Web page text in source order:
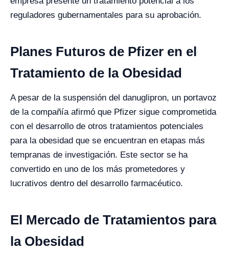
reguladores gubernamentales para su aprobación.
Planes Futuros de Pfizer en el
Tratamiento de la Obesidad
A pesar de la suspensión del danuglipron, un portavoz
de la compañía afirmó que Pfizer sigue comprometida
con el desarrollo de otros tratamientos potenciales
para la obesidad que se encuentran en etapas más
tempranas de investigación. Este sector se ha
convertido en uno de los más prometedores y
lucrativos dentro del desarrollo farmacéutico.
El Mercado de Tratamientos para
la Obesidad